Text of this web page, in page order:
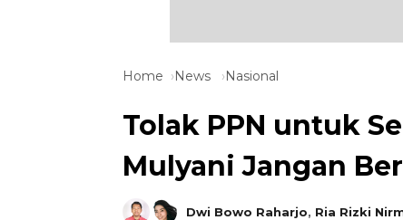
Home News Nasional
Tolak PPN untuk
Mulyani Jangan
Dwi Bowo Raharjo, Ria Rizki